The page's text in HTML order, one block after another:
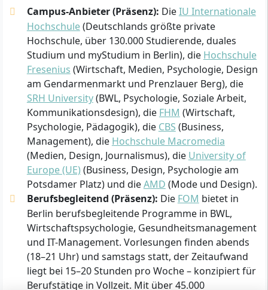
Campus-Anbieter (Präsenz): DieIU Internationale
Hochschule(Deutschlands größte private
Hochschule, über 130.000 Studierende, duales
Studium und myStudium in Berlin), die Hochschule
Fresenius (Wirtschaft, Medien, Psychologie, Design
am Gendarmenmarkt und Prenzlauer Berg), die
SRH University(BWL, Psychologie, Soziale Arbeit,
Kommunikationsdesign), die FHM (Wirtschaft,
Psychologie, Pädagogik), die CBS (Business,
Management), die Hochschule Macromedia
(Medien, Design, Journalismus), die University of
Europe (UE) (Business, Design, Psychologie am
Potsdamer Platz) und dieAMD (Mode und Design).
Berufsbegleitend (Präsenz): Die FOM bietet in
Berlin berufsbegleitende Programme in BWL,
Wirtschaftspsychologie, Gesundheitsmanagement
und IT-Management. Vorlesungen finden abends
(18–21 Uhr) und samstags statt, der Zeitaufwand
liegt bei 15–20 Stunden pro Woche – konzipiert für
Berufstätige in Vollzeit. Mit über 45.000